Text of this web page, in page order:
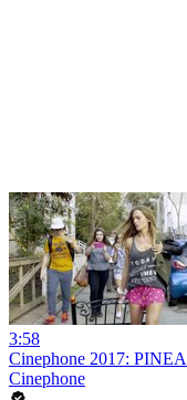
3:58
Cinephone 2017:
Cinephone